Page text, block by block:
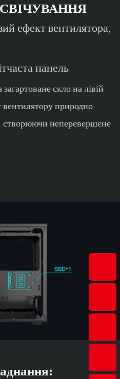
ефект вентилятора,
панель
скло на лівій
природно
створюючи неперевершене